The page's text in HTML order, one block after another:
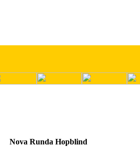
Nova Runda Hopblind